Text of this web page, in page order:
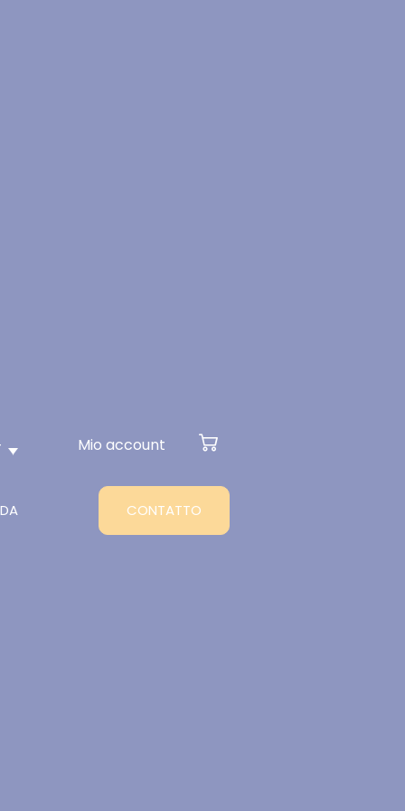
Mio account
CONTATTO